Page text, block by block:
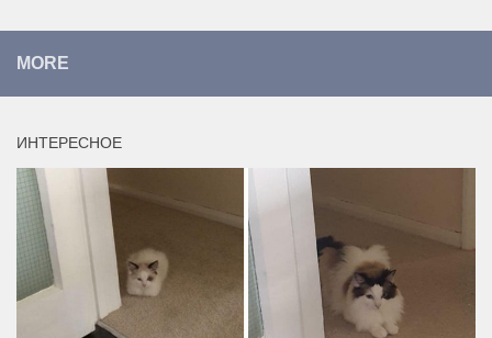
MORE
ИНТЕРЕСНОЕ